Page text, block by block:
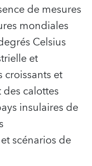
de mesures
mondiales
Celsius
et
et
calottes
insulaires de
scénarios de